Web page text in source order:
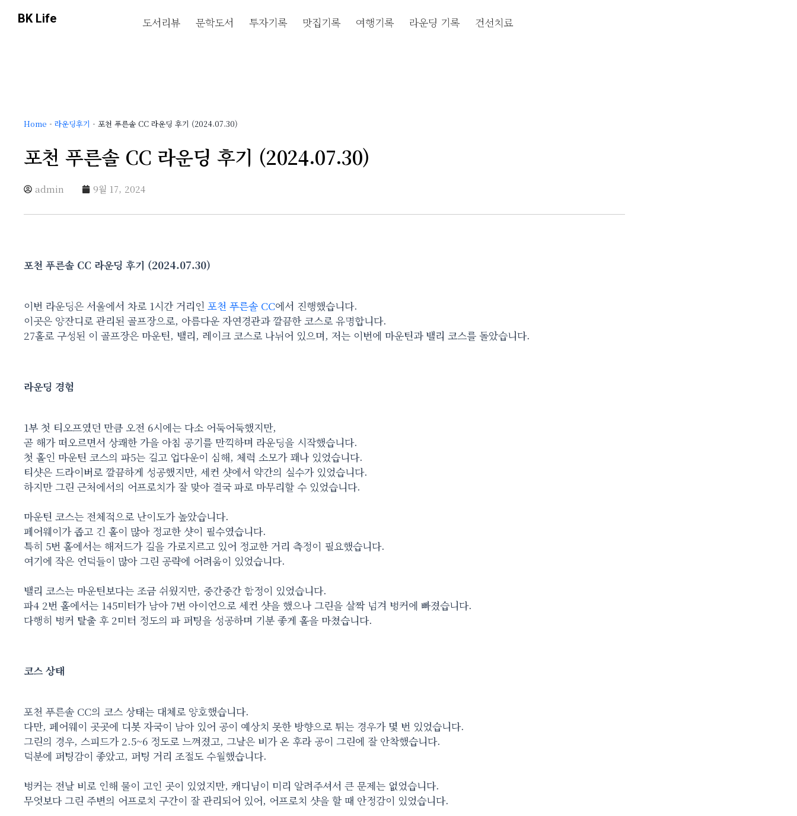
BK Life 도서리뷰 문학도서 투자기록 맛집기록 여행기록 라운딩 기록 건선치료
Home - 라운딩후기 - 포천 푸른솔 CC 라운딩 후기 (2024.07.30)
포천 푸른솔 CC 라운딩 후기 (2024.07.30)
admin 9월 17, 2024
포천 푸른솔 CC 라운딩 후기 (2024.07.30)
이번 라운딩은 서울에서 차로 1시간 거리인 포천 푸른솔 CC에서 진행했습니다.
이곳은 양잔디로 관리된 골프장으로, 아름다운 자연경관과 깔끔한 코스로 유명합니다.
27홀로 구성된 이 골프장은 마운틴, 밸리, 레이크 코스로 나뉘어 있으며, 저는 이번에 마운틴과 밸리 코스를 돌았습니다.
라운딩 경험
1부 첫 티오프였던 만큼 오전 6시에는 다소 어둑어둑했지만,
곧 해가 떠오르면서 상쾌한 가을 아침 공기를 만끽하며 라운딩을 시작했습니다.
첫 홀인 마운틴 코스의 파5는 길고 업다운이 심해, 체력 소모가 꽤나 있었습니다.
티샷은 드라이버로 깔끔하게 성공했지만, 세컨 샷에서 약간의 실수가 있었습니다.
하지만 그린 근처에서의 어프로치가 잘 맞아 결국 파로 마무리할 수 있었습니다.
마운틴 코스는 전체적으로 난이도가 높았습니다.
페어웨이가 좁고 긴 홀이 많아 정교한 샷이 필수였습니다.
특히 5번 홀에서는 해저드가 길을 가로지르고 있어 정교한 거리 측정이 필요했습니다.
여기에 작은 언덕들이 많아 그린 공략에 어려움이 있었습니다.
밸리 코스는 마운틴보다는 조금 쉬웠지만, 중간중간 함정이 있었습니다.
파4 2번 홀에서는 145미터가 남아 7번 아이언으로 세컨 샷을 했으나 그린을 살짝 넘겨 벙커에 빠졌습니다.
다행히 벙커 탈출 후 2미터 정도의 파 퍼팅을 성공하며 기분 좋게 홀을 마쳤습니다.
코스 상태
포천 푸른솔 CC의 코스 상태는 대체로 양호했습니다.
다만, 페어웨이 곳곳에 디봇 자국이 남아 있어 공이 예상치 못한 방향으로 튀는 경우가 몇 번 있었습니다.
그린의 경우, 스피드가 2.5~6 정도로 느껴졌고, 그날은 비가 온 후라 공이 그린에 잘 안착했습니다.
덕분에 퍼팅감이 좋았고, 퍼팅 거리 조절도 수월했습니다.
벙커는 전날 비로 인해 물이 고인 곳이 있었지만, 캐디님이 미리 알려주셔서 큰 문제는 없었습니다.
무엇보다 그린 주변의 어프로치 구간이 잘 관리되어 있어, 어프로치 샷을 할 때 안정감이 있었습니다.